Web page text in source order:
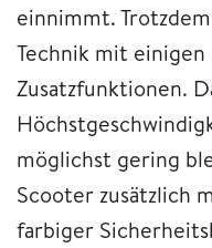
einnimmt.
Technik mit
Zusatzfunktionen.
möglichst gering
Scooter zusätzlich
farbiger